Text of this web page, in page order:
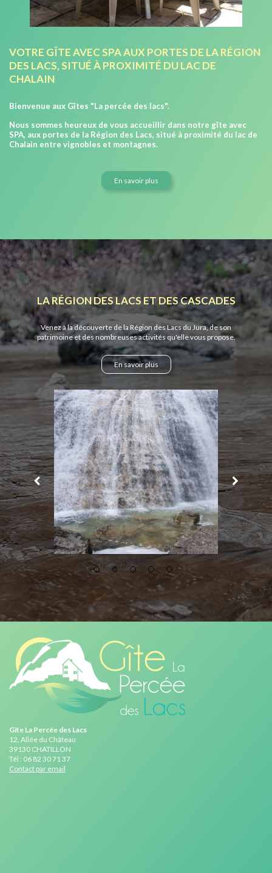
VOTRE GÎTE AVEC SPA AUX PORTES DE LA RÉGION
DES LACS, SITUÉ À PROXIMITÉ DU LAC DE
CHALAIN
Bienvenue aux Gîtes "La percée des lacs".
Nous sommes heureux de vous accueillir dans notre gîte avec
SPA, aux portes de la Région des Lacs, situé à proximité du lac de
Chalain entre vignobles et montagnes.
En savoir plus
LA RÉGION DES LACS ET DES CASCADES
Venez à la découverte de la Région des Lacs du Jura, de son
patrimoine et des nombreuses activités qu'elle vous propose.
En savoir plus
Gîte La Percée des Lacs
12, Allée du Château
39130 CHATILLON
Tél : 06 82 30 71 37
Contact par email